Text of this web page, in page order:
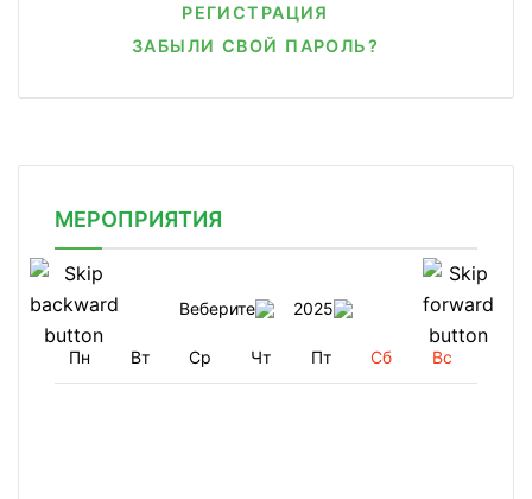
РЕГИСТРАЦИЯ
ЗАБЫЛИ СВОЙ ПАРОЛЬ?
МЕРОПРИЯТИЯ
Веберите 2025
Пн Вт Ср Чт Пт Сб Вс